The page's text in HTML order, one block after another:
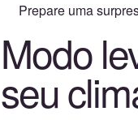
Prepare uma
Modo
seu